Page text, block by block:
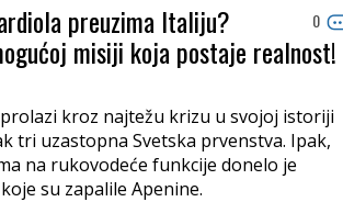
0
preuzima Italiju?
misiji koja postaje realnost!
kroz najtežu krizu u svojoj istoriji
tri uzastopna Svetska prvenstva. Ipak,
na rukovodeće funkcije donelo je
su zapalile Apenine.